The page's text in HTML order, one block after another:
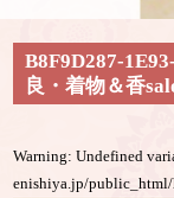
B8F9D287-
良・着物＆香
Warning: Undefined
enishiya.jp/public_html/